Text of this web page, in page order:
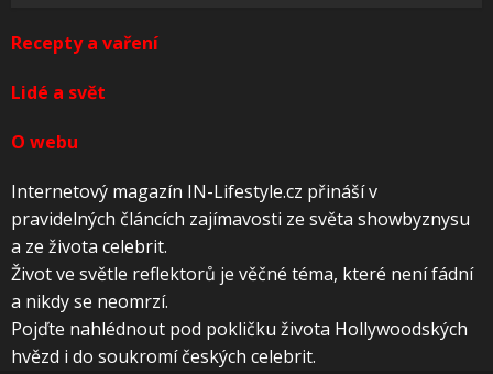
Recepty a vaření
Lidé a svět
O webu
Internetový magazín IN-Lifestyle.cz přináší v
pravidelných článcích zajímavosti ze světa showbyznysu
a ze života celebrit.
Život ve světle reflektorů je věčné téma, které není fádní
a nikdy se neomrzí.
Pojďte nahlédnout pod pokličku života Hollywoodských
hvězd i do soukromí českých celebrit.